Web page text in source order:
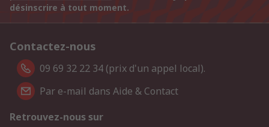
désinscrire à tout moment.
Contactez-nous
09 69 32 22 34 (prix d'un appel local).
Par e-mail dans Aide & Contact
Retrouvez-nous sur